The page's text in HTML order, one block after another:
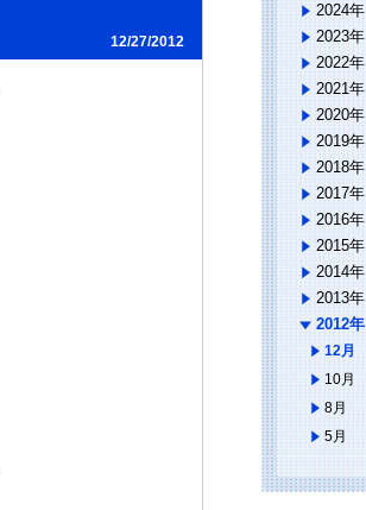
12/27/2012
2024年
2023年
2022年
2021年
2020年
2019年
2018年
2017年
2016年
2015年
2014年
2013年
2012年
12月
10月
8月
5月